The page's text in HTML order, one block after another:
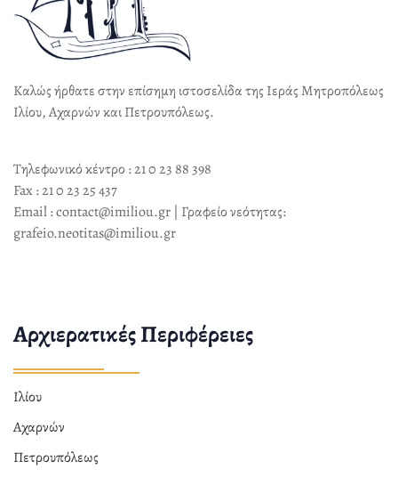
Καλώς ήρθατε στην επίσημη ιστοσελίδα της Ιεράς Μητροπόλεως
Ιλίου, Αχαρνών και Πετρουπόλεως.
Τηλεφωνικό κέντρο : 21 0 23 88 398
Fax : 21 0 23 25 437
Email : contact@imiliou.gr | Γραφείο νεότητας:
grafeio.neotitas@imiliou.gr
Αρχιερατικές Περιφέρειες
Ιλίου
Αχαρνών
Πετρουπόλεως